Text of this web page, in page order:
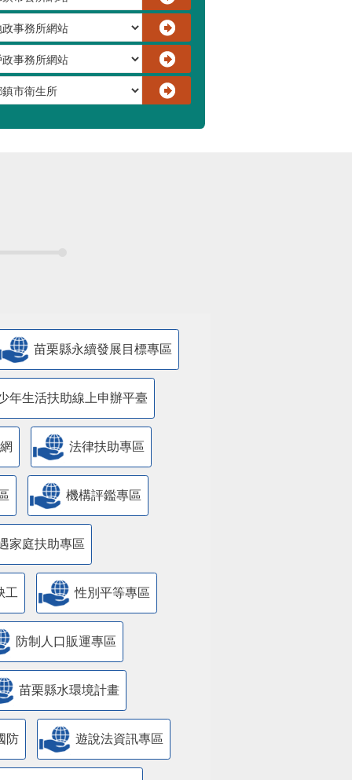
苗栗縣永續發展目標專區
年生活扶助線上申辦平臺
法律扶助專區
機構評鑑專區
家庭扶助專區
工 性別平等專區
防制人口販運專區
苗栗縣水環境計畫
防 遊說法資訊專區